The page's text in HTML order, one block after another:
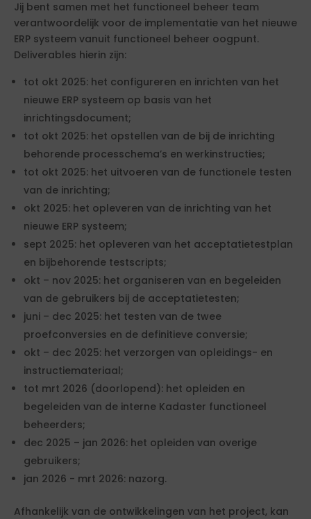
Jij bent samen met het functioneel beheer team
verantwoordelijk voor de implementatie van het nieuwe
ERP systeem vanuit functioneel beheer oogpunt.
Deliverables hierin zijn:
tot okt 2025: het configureren en inrichten van het
nieuwe ERP systeem op basis van het
inrichtingsdocument;
tot okt 2025: het opstellen van de bij de inrichting
behorende processchema’s en werkinstructies;
tot okt 2025: het uitvoeren van de functionele testen
van de inrichting;
okt 2025: het opleveren van de inrichting van het
nieuwe ERP systeem;
sept 2025: het opleveren van het acceptatietestplan
en bijbehorende testscripts;
okt – nov 2025: het organiseren van en begeleiden
van de gebruikers bij de acceptatietesten;
juni – dec 2025: het testen van de twee
proefconversies en de definitieve conversie;
okt – dec 2025: het verzorgen van opleidings- en
instructiemateriaal;
tot mrt 2026 (doorlopend): het opleiden en
begeleiden van de interne Kadaster functioneel
beheerders;
dec 2025 – jan 2026: het opleiden van overige
gebruikers;
jan 2026 - mrt 2026: nazorg.
Afhankelijk van de ontwikkelingen van het project, kan